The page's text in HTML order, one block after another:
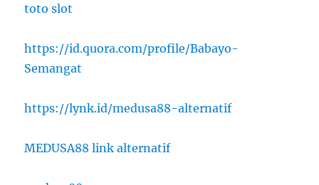
toto slot
https://id.quora.com/profile/Babayo-
Semangat
https://lynk.id/medusa88-alternatif
MEDUSA88 link alternatif